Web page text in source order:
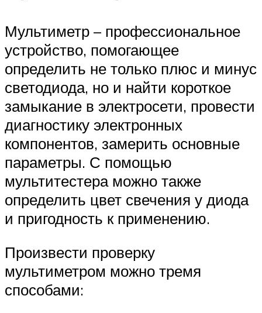
Мультиметр – профессиональное
устройство, помогающее
определить не только плюс и минус
светодиода, но и найти короткое
замыкание в электросети, провести
диагностику электронных
компонентов, замерить основные
параметры. С помощью
мультитестера можно также
определить цвет свечения у диода
и пригодность к применению.
Произвести проверку
мультиметром можно тремя
способами: